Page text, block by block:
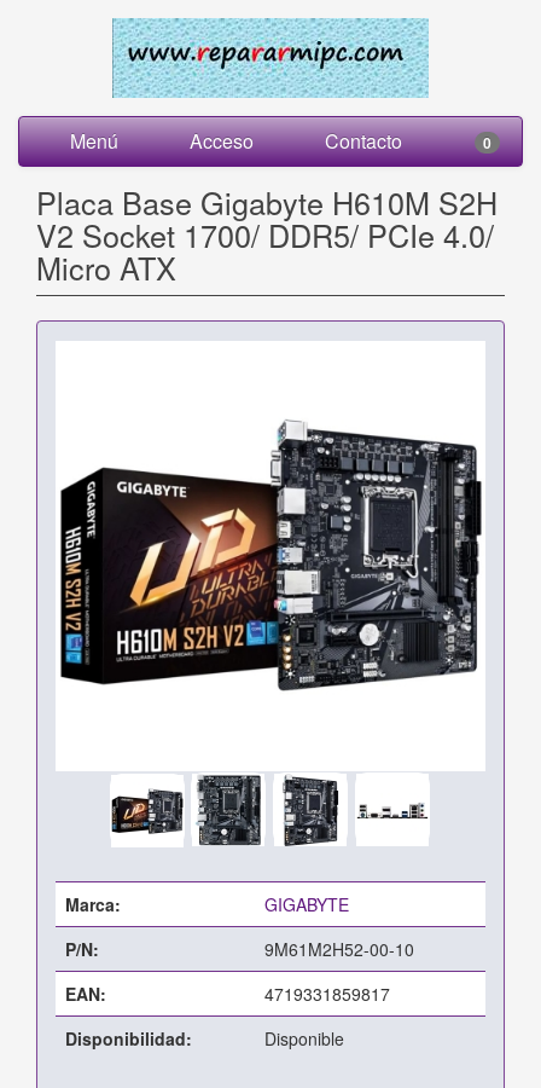
Menú Acceso Contacto 0
Placa Base Gigabyte H610M S2H
V2 Socket 1700/ DDR5/ PCIe 4.0/
Micro ATX
Marca:
GIGABYTE
P/N:
9M61M2H52-00-10
EAN:
4719331859817
Disponibilidad:
Disponible